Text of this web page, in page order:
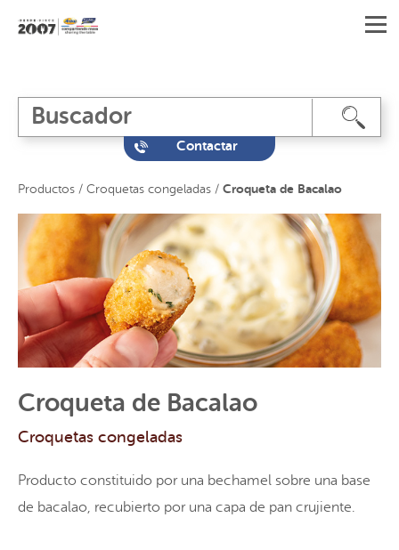
Contactar
Productos / Croquetas congeladas / Croqueta de Bacalao
Croqueta de Bacalao
Croquetas congeladas
Producto constituido por una bechamel sobre una base
de bacalao, recubierto por una capa de pan crujiente.